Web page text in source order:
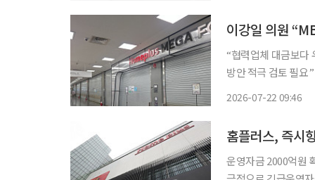
“협력업체 대금보다
방안 적극 검토 필요” 국회 정무위원회가 21일 홈플러스 사태와 관련한 간담회를 연 가운데,
2026-07-22 09:46
홈플러스, 즉시
운영자금 2000억원